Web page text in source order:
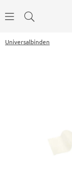
Universalbinden